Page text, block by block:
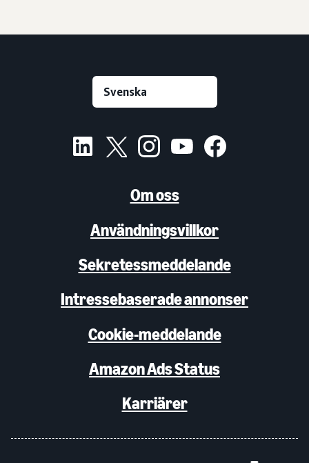
Om oss
Användningsvillkor
Sekretessmeddelande
Intressebaserade annonser
Cookie-meddelande
Amazon Ads Status
Karriärer